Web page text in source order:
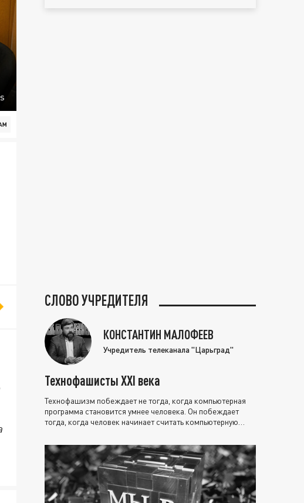
СЛОВО УЧРЕДИТЕЛЯ
КОНСТАНТИН МАЛОФЕЕВ
Учредитель телеканала "Царьград"
Технофашисты XXI века
Технофашизм побеждает не тогда, когда компьютерная
программа становится умнее человека. Он побеждает
тогда, когда человек начинает считать компьютерную